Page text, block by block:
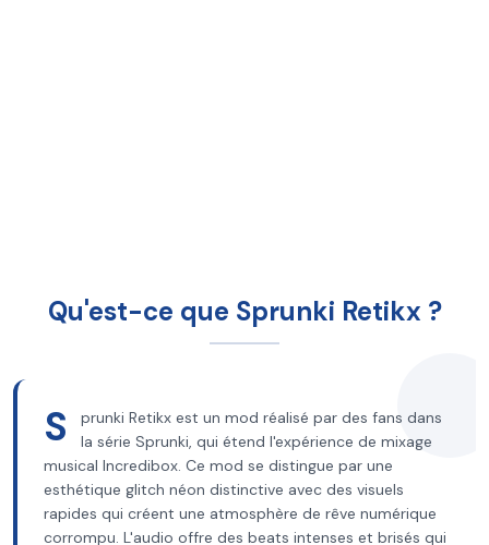
Qu'est-ce que Sprunki Retikx ?
S
prunki Retikx est un mod réalisé par des fans dans
la série Sprunki, qui étend l'expérience de mixage
musical Incredibox. Ce mod se distingue par une
esthétique glitch néon distinctive avec des visuels
rapides qui créent une atmosphère de rêve numérique
corrompu. L'audio offre des beats intenses et brisés qui